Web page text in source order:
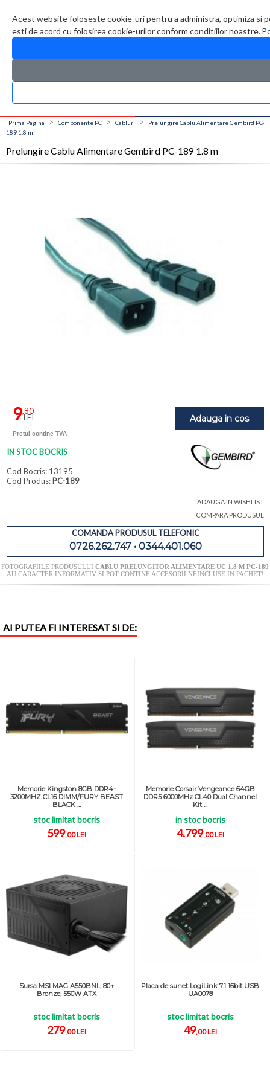
Acest website foloseste cookie-uri pentru a administra, optimiza si
esti de acord cu folosirea cookie-urilor conform conditiilor noastre.
0 produs(e)
CATALOG PRODUSE
Prima Pagina > Componente PC > Cabluri >
Prelungire Cablu Alimentare Gembird PC-
189 1.8 m
Prelungire Cablu Alimentare Gembird PC-189 1.8 m
Adauga in cos
9,80
LEI
Pretul contine TVA
IN STOC BOCRIS
Cod Bocris: 13195
Cod Produs: PC-189
ADAUGA IN WISHLIST
COMPARA PRODUSUL
COMANDA PRODUSUL TELEFONIC
0726.262.747 • 0344.401.060
FOTOGRAFIILE PRODUSULUI CABLU PRELUNGITOR ALIMENTARE UC 1.8 M PC-189
AU CARACTER INFORMATIV SI POT CONTINE ACCESORII NEINCLUSE IN PACHET!
AI PUTEA FI INTERESAT SI DE:
Memorie Kingston 8GB DDR4-
3200MHZ CL16 DIMM/FURY BEAST
BLACK ...
stoc limitat bocris
599,00 LEI
Memorie Corsair Vengeance 64GB
DDR5 6000MHz CL40 Dual Channel
Kit ...
in stoc bocris
4.799,00 LEI
Sursa MSI MAG A550BNL, 80+
Bronze, 550W ATX
stoc limitat bocris
279,00 LEI
Placa de sunet LogiLink 7.1 16bit USB
UA0078
stoc limitat bocris
49,00 LEI